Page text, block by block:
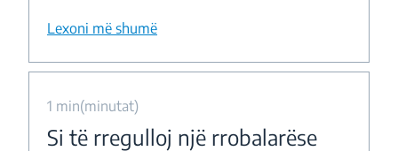
Lexoni më shumë
1 min(minutat)
Si të rregulloj një rrobalarëse